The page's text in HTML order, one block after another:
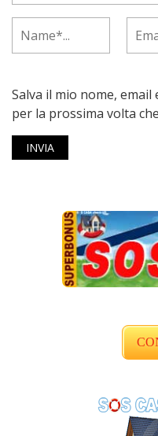
Salva il mio nome,
per la prossima volta